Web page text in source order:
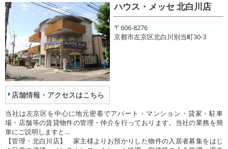
店舗情報・アクセスはこちら
ハウス・メッセ 北白川店
〒606-8276
京都市左京区北白川別当町30-3
当社は左京区を中心に地元密着でアパート・マンション・貸家・駐車
場・店舗等の賃貸物件の管理・仲介を行っております。当社の業務を簡
単にご説明しますと…
【管理・北白川店】 家主様よりお預かりした物件の入居者募集をはじ